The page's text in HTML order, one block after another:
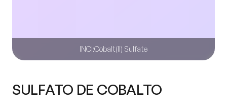
INCI:Cobalt(II) Sulfate
SULFATO DE COBALTO